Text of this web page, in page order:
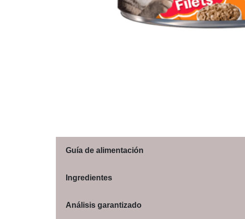
Guía de alimentación
Ingredientes
Análisis garantizado